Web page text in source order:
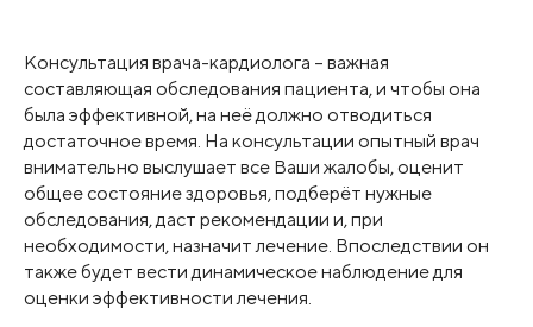
Консультация врача-кардиолога – важная
составляющая обследования пациента, и чтобы она
была эффективной, на неё должно отводиться
достаточное время. На консультации опытный врач
внимательно выслушает все Ваши жалобы, оценит
общее состояние здоровья, подберёт нужные
обследования, даст рекомендации и, при
необходимости, назначит лечение. Впоследствии он
также будет вести динамическое наблюдение для
оценки эффективности лечения.